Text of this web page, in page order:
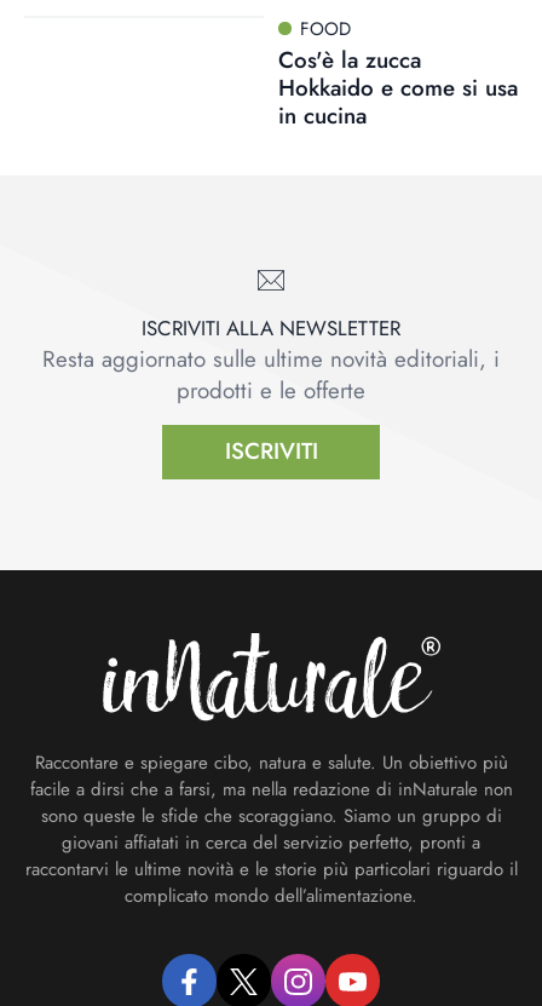
FOOD
Cos'è la zucca
Hokkaido e come si usa
in cucina
ISCRIVITI ALLA NEWSLETTER
Resta aggiornato sulle ultime novità editoriali, i
prodotti e le offerte
ISCRIVITI
Raccontare e spiegare cibo, natura e salute. Un obiettivo più
facile a dirsi che a farsi, ma nella redazione di inNaturale non
sono queste le sfide che scoraggiano. Siamo un gruppo di
giovani affiatati in cerca del servizio perfetto, pronti a
raccontarvi le ultime novità e le storie più particolari riguardo il
complicato mondo dell’alimentazione.
facebooktwitter instagramyoutube